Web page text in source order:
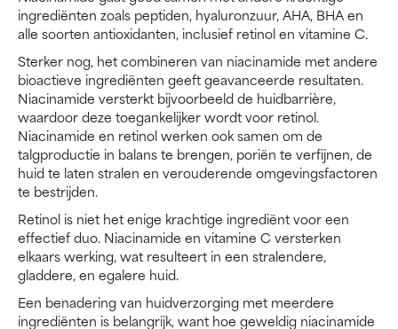
ingrediënten zoals peptiden, hyaluronzuur, AHA, BHA en
alle soorten antioxidanten, inclusief retinol en vitamine C.
Sterker nog, het combineren van niacinamide met andere
bioactieve ingrediënten geeft geavanceerde resultaten.
Niacinamide versterkt bijvoorbeeld de huidbarrière,
waardoor deze toegankelijker wordt voor retinol.
Niacinamide en retinol werken ook samen om de
talgproductie in balans te brengen, poriën te verfijnen, de
huid te laten stralen en verouderende omgevingsfactoren
te bestrijden.
Retinol is niet het enige krachtige ingrediënt voor een
effectief duo. Niacinamide en vitamine C versterken
elkaars werking, wat resulteert in een stralendere,
gladdere, en egalere huid.
Een benadering van huidverzorging met meerdere
ingrediënten is belangrijk, want hoe geweldig niacinamide